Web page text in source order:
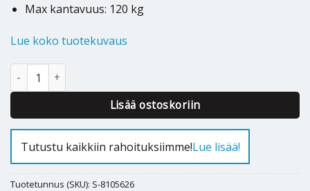
Max kantavuus: 120 kg
Lue koko tuotekuvaus
Värinänvaimentimet läpipultilla, ILP maatelineelle määrä
Lisää ostoskoriin
Alternative:
Tutustu kaikkiin rahoituksiimme!Lue lisää!
Tuotetunnus (SKU): S-8105626